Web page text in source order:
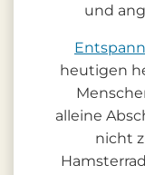
und
heutigen
alleine
nicht